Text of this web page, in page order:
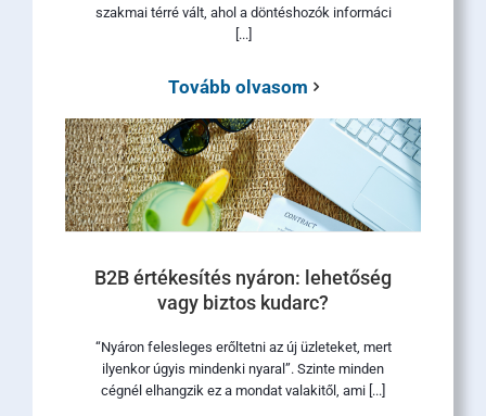
szakmai térré vált, ahol a döntéshozók informáci
[...]
Tovább olvasom
B2B értékesítés nyáron: lehetőség
vagy biztos kudarc?
“Nyáron felesleges erőltetni az új üzleteket, mert
ilyenkor úgyis mindenki nyaral”. Szinte minden
cégnél elhangzik ez a mondat valakitől, ami [...]